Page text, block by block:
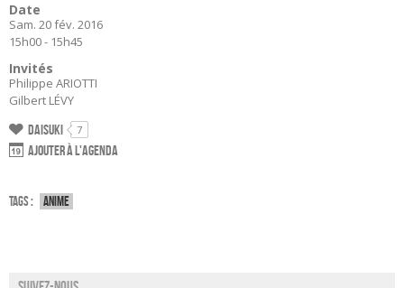
Date
Sam. 20 fév. 2016
15h00 - 15h45
Invités
Philippe ARIOTTI
Gilbert LÉVY
Daisuki 7
Ajouter à l'agenda
Tags : Anime